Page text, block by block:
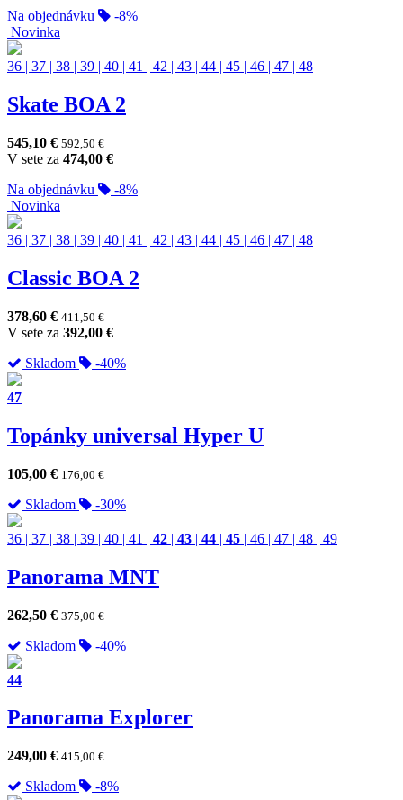
Na objednávku
-8%
Novinka
36 | 37 | 38 | 39 | 40 | 41 | 42 | 43 | 44 | 45 | 46 | 47 | 48
Skate BOA 2
545,10 € 592,50 €
V sete za 474,00 €
Na objednávku
-8%
Novinka
36 | 37 | 38 | 39 | 40 | 41 | 42 | 43 | 44 | 45 | 46 | 47 | 48
Classic BOA 2
378,60 € 411,50 €
V sete za 392,00 €
Skladom
-40%
47
Topánky universal Hyper U
105,00 € 176,00 €
Skladom -30%
36 | 37 | 38 | 39 | 40 | 41 | 42 | 43 | 44 | 45 | 46 | 47 | 48 | 49
Panorama MNT
262,50 € 375,00 €
Skladom -40%
44
Panorama Explorer
249,00 € 415,00 €
Skladom -8%